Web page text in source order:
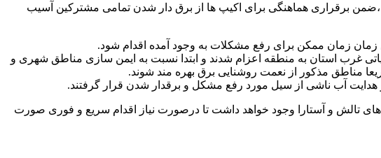
برقراری هماهنگی برای اکیپ ها از برق دار شدن تمامی مشترکین آسیب
زمان ممکن برای رفع مشکلات به وجود آمده اقدام شود.
غرب استان به منطقه اعزام شدند و ابتدا نسبت به ایمن سازی مناطق شهری و
مناطق مذکور از نعمت روشنایی برق بهره مند شوند.
هدایت آب ناشی از سیل مورد رفع مشکل و برقدار شدن قرار گرفتند.
تالش و آستارا وجود خواهد داشت تا درصورت نیاز اقدام سریع و فوری صورت